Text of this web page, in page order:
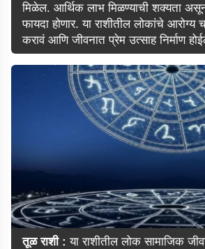
मिळेल. आर्थिक लाभ मिळण्याची शक्यता
फायदा होणार. या राशीतील लोकांचे आरोग्य
करावं आणि जीवनात प्रेम उत्साह निर्माण
तूळ राशी : या राशीतील लोक सामाजिक